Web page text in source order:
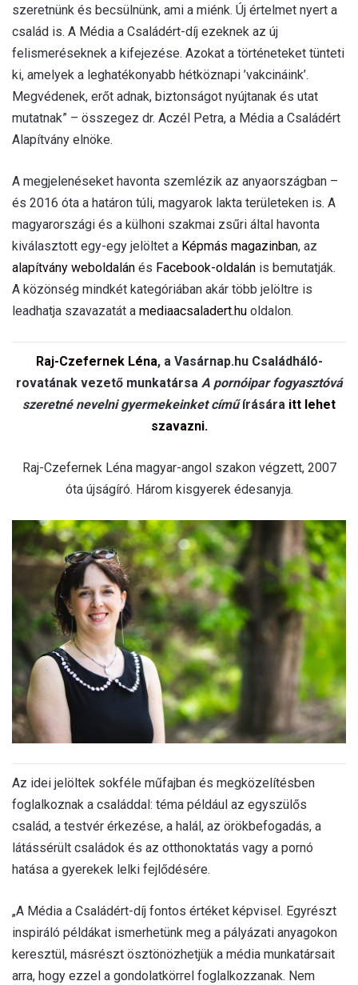
szeretnünk és becsülnünk, ami a miénk. Új értelmet nyert a
család is. A Média a Családért-díj ezeknek az új
felismeréseknek a kifejezése. Azokat a történeteket tünteti
ki, amelyek a leghatékonyabb hétköznapi ’vakcináink’.
Megvédenek, erőt adnak, biztonságot nyújtanak és utat
mutatnak” – összegez dr. Aczél Petra, a Média a Családért
Alapítvány elnöke.
A megjelenéseket havonta szemlézik az anyaországban –
és 2016 óta a határon túli, magyarok lakta területeken is. A
magyarországi és a külhoni szakmai zsűri által havonta
kiválasztott egy-egy jelöltet a Képmás magazinban, az
alapítvány weboldalán és Facebook-oldalán is bemutatják.
A közönség mindkét kategóriában akár több jelöltre is
leadhatja szavazatát a mediaacsaladert.hu oldalon.
Raj-Czefernek Léna, a Vasárnap.hu Családháló-
rovatának vezető munkatársa A pornóipar fogyasztóvá
szeretné nevelni gyermekeinket címűírására itt lehet
szavazni.
Raj-Czefernek Léna magyar-angol szakon végzett, 2007
óta újságíró. Három kisgyerek édesanyja.
Az idei jelöltek sokféle műfajban és megközelítésben
foglalkoznak a családdal: téma például az egyszülős
család, a testvér érkezése, a halál, az örökbefogadás, a
látássérült családok és az otthonoktatás vagy a pornó
hatása a gyerekek lelki fejlődésére.
„A Média a Családért-díj fontos értéket képvisel. Egyrészt
inspiráló példákat ismerhetünk meg a pályázati anyagokon
keresztül, másrészt ösztönözhetjük a média munkatársait
arra, hogy ezzel a gondolatkörrel foglalkozzanak. Nem